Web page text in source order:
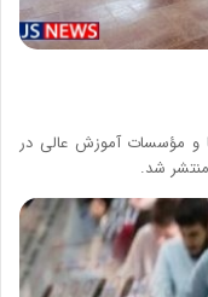
سراسری سال ۱۴۰۱ دانشگاه‌ها و مؤسسات آموزش عالی در
شد.